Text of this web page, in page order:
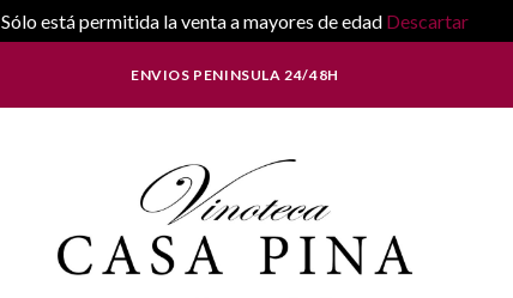
Sólo está permitida la venta a mayores de edad Descartar
ENVIOS PENINSULA 24/48H